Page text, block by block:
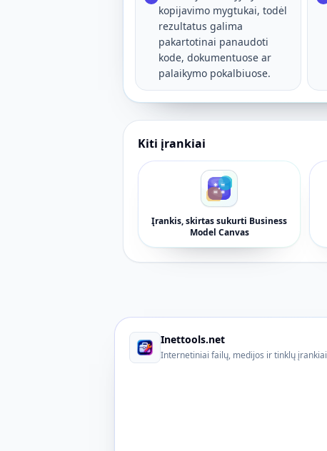
kopijavimo mygtukai, todėl
rezultatus galima
pakartotinai panaudoti
kode, dokumentuose ar
palaikymo pokalbiuose.
Kiti įrankiai
Įrankis, skirtas sukurti Business
Model Canvas
Inettools.net
Internetiniai failų, medijos ir tinklų įrankiai